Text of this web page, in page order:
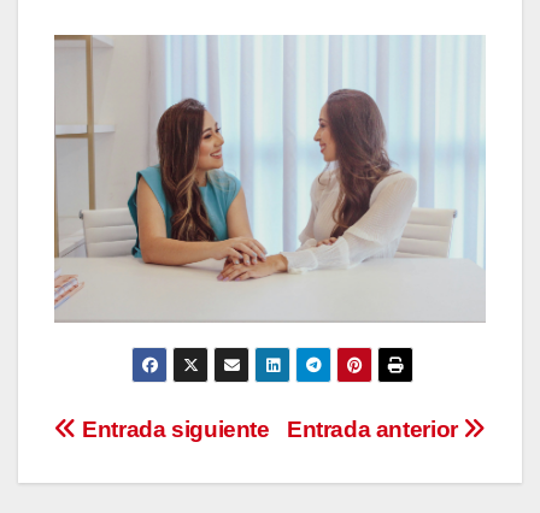
Navegación
de
Entrada anterior
Entrada siguiente